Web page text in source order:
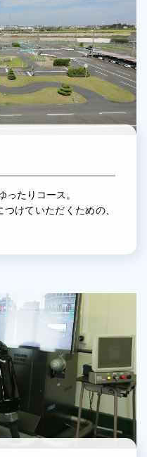
たりコース。
けていただくための、